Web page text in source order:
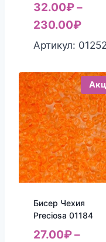
32.00₽–
230.00₽
Артикул: 01252
Бисер Чехия
Preciosa 01184
27.00₽–